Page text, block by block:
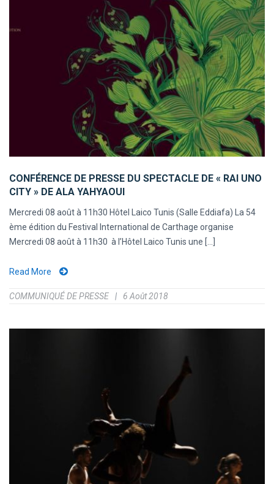
CONFÉRENCE DE PRESSE DU SPECTACLE DE « RAI UNO
CITY » DE ALA YAHYAOUI
Mercredi 08 août à 11h30 Hôtel Laico Tunis (Salle Eddiafa) La 54
ème édition du Festival International de Carthage organise
Mercredi 08 août à 11h30 à l’Hôtel Laico Tunis une [...]
Read More
COMMUNIQUÉ DE PRESSE 6 Août 2018